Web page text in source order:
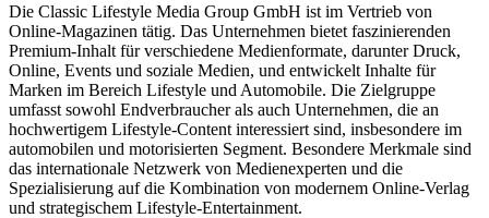
Die Classic Lifestyle Media Group GmbH ist im Vertrieb von
Online-Magazinen tätig. Das Unternehmen bietet faszinierenden
Premium-Inhalt für verschiedene Medienformate, darunter Druck,
Online, Events und soziale Medien, und entwickelt Inhalte für
Marken im Bereich Lifestyle und Automobile. Die Zielgruppe
umfasst sowohl Endverbraucher als auch Unternehmen, die an
hochwertigem Lifestyle-Content interessiert sind, insbesondere im
automobilen und motorisierten Segment. Besondere Merkmale sind
das internationale Netzwerk von Medienexperten und die
Spezialisierung auf die Kombination von modernem Online-Verlag
und strategischem Lifestyle-Entertainment.